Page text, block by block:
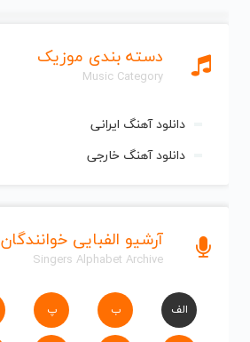
دسته بندی موزیک
Music Category
دانلود آهنگ ایرانی
دانلود آهنگ خارجی
آرشیو الفبایی خوانندگان
Singers Alphabet Archive
الف ب پ